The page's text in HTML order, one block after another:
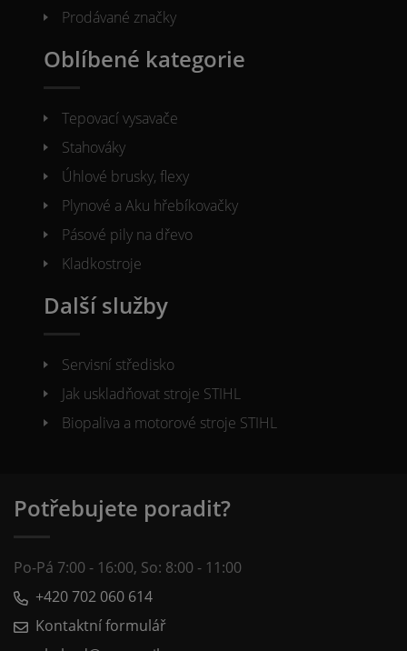
Prodávané značky
Oblíbené kategorie
Tepovací vysavače
Stahováky
Úhlové brusky, flexy
Plynové a Aku hřebíkovačky
Pásové pily na dřevo
Kladkostroje
Další služby
Servisní středisko
Jak uskladňovat stroje STIHL
Biopaliva a motorové stroje STIHL
Potřebujete poradit?
Po-Pá 7:00 - 16:00, So: 8:00 - 11:00
+420 702 060 614
Kontaktní formulář